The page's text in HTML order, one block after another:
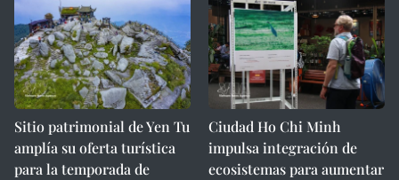
Sitio patrimonial de Yen Tu
amplía su oferta turística
para la temporada de
Ciudad Ho Chi Minh
impulsa integración de
ecosistemas para aumentar